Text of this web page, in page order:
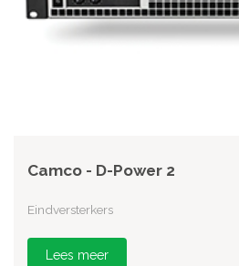
Camco - D-Power 2
Eindversterkers
Lees meer